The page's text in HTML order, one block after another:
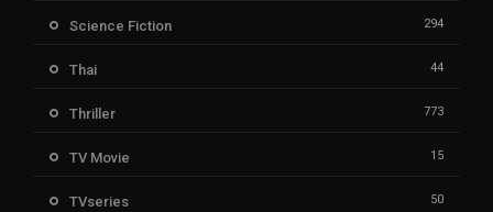
Science Fiction 294
Thai 44
Thriller 773
TV Movie 15
TVseries 50